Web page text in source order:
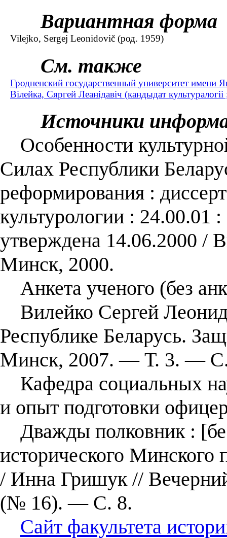
Вариантная форма
Vilejko, Sergej Leonidovič (род. 1959)
См. также
Гродненский государственный университет
Вілейка, Сяргей Леанідавіч (кандыдат
Источники
Особенности
Силах Республики
реформирования :
культурологии :
утверждена 14.06.2000 /
Минск, 2000.
Анкета ученого (без
Вилейко Сергей
Республике Беларусь.
Минск, 2007. — Т. 3. —
Кафедра социальных
и опыт подготовки
Дважды полковник :
исторического Минского
/ Инна Гришук //
(№ 16). — С. 8.
Сайт факультета